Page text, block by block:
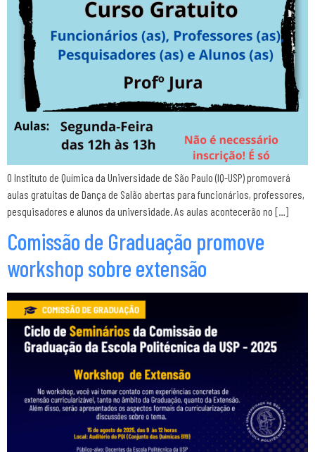
O Instituto de Química da Universidade de São Paulo (IQ-USP) promoverá
aulas gratuitas de Dança de Salão abertas para funcionários, professores,
pesquisadores e alunos da universidade. As aulas acontecerão no […]
Comissão de Graduação promove
workshop sobre extensão